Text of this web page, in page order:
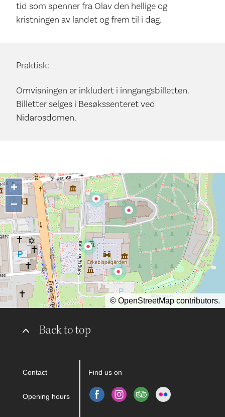
tid som spenner fra Olav den hellige og
kristningen av landet og frem til i dag.
Praktisk:
Omvisningen er inkludert i inngangsbilletten.
Billetter selges i Besøkssenteret ved
Nidarosdomen.
Back to top
Contact
Opening hours
Find us on
+
−
© OpenStreetMap contributors.